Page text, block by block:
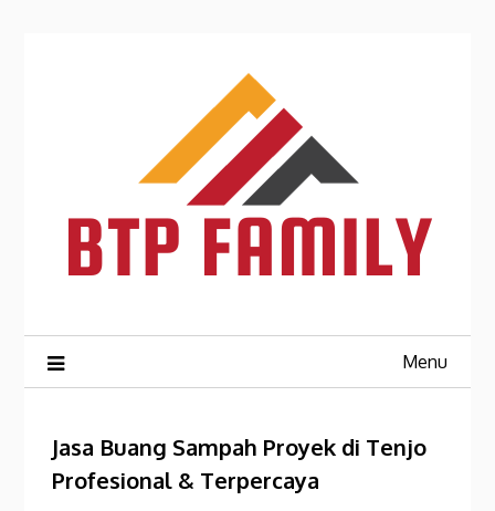
Menu
Jasa Buang Sampah Proyek di Tenjo
Profesional & Terpercaya